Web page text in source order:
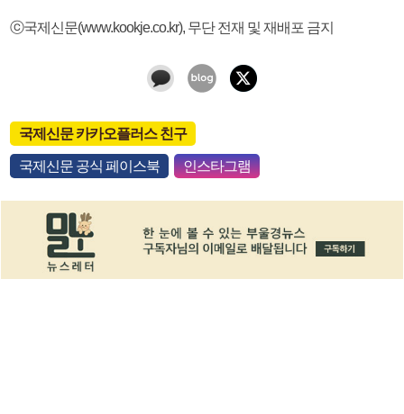
ⓒ국제신문(www.kookje.co.kr), 무단 전재 및 재배포 금지
국제신문 카카오플러스 친구
국제신문 공식 페이스북 인스타그램